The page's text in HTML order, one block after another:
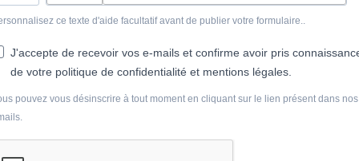
ce texte d'aide facultatif avant de publier votre formulaire..
J'accepte de recevoir vos e-mails et confirme avoir pris
de votre politique de confidentialité et mentions légales.
pouvez vous désinscrire à tout moment en cliquant sur le lien présent dans nos